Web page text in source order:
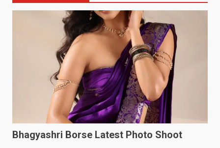
Bhagyashri Borse Latest Photo Shoot